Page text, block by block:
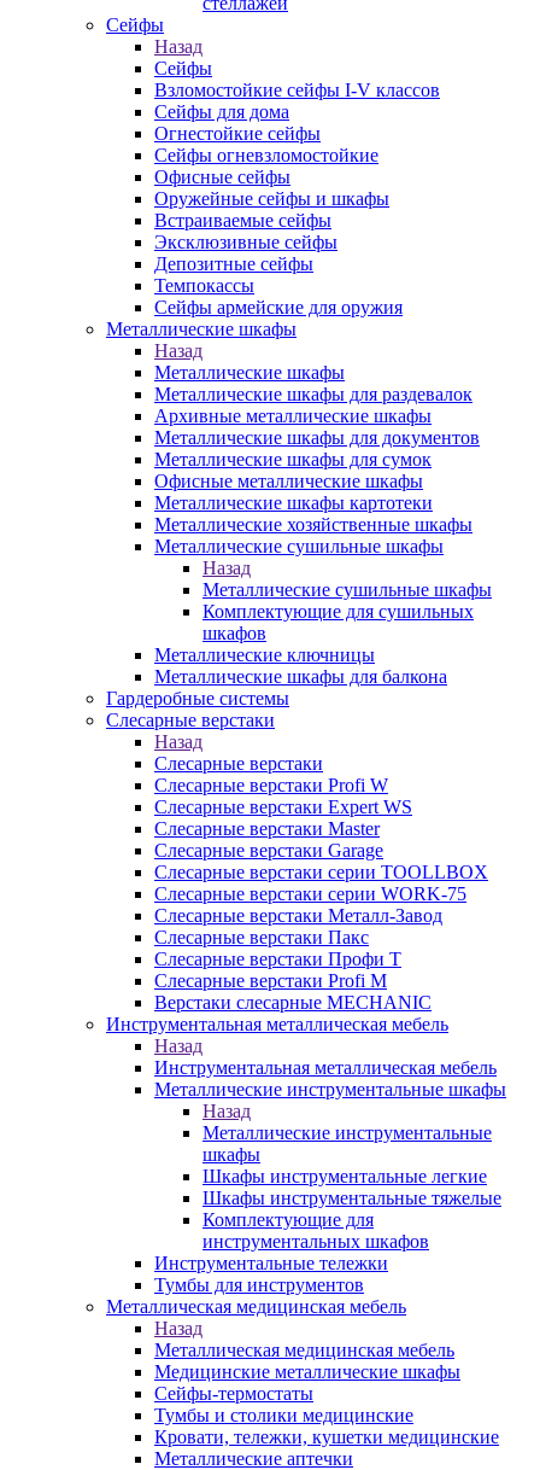
Сейфы
Назад
Сейфы
Взломостойкие сейфы I-V классов
Сейфы для дома
Огнестойкие сейфы
Сейфы огневзломостойкие
Офисные сейфы
Оружейные сейфы и шкафы
Встраиваемые сейфы
Эксклюзивные сейфы
Депозитные сейфы
Темпокассы
Сейфы армейские для оружия
Металлические шкафы
Назад
Металлические шкафы
Металлические шкафы для раздевалок
Архивные металлические шкафы
Металлические шкафы для документов
Металлические шкафы для сумок
Офисные металлические шкафы
Металлические шкафы картотеки
Металлические хозяйственные шкафы
Металлические сушильные шкафы
Назад
Металлические сушильные шкафы
Комплектующие для сушильных
шкафов
Металлические ключницы
Металлические шкафы для балкона
Гардеробные системы
Слесарные верстаки
Назад
Слесарные верстаки
Слесарные верстаки Profi W
Слесарные верстаки Expert WS
Слесарные верстаки Master
Слесарные верстаки Garage
Слесарные верстаки серии TOOLLBOX
Слесарные верстаки серии WORK-75
Слесарные верстаки Металл-Завод
Слесарные верстаки Пакс
Слесарные верстаки Профи Т
Слесарные верстаки Profi M
Верстаки слесарные MECHANIC
Инструментальная металлическая мебель
Назад
Инструментальная металлическая мебель
Металлические инструментальные шкафы
Назад
Металлические инструментальные
шкафы
Шкафы инструментальные легкие
Шкафы инструментальные тяжелые
Комплектующие для
инструментальных шкафов
Инструментальные тележки
Тумбы для инструментов
Металлическая медицинская мебель
Назад
Металлическая медицинская мебель
Медицинские металлические шкафы
Сейфы-термостаты
Тумбы и столики медицинские
Кровати, тележки, кушетки медицинские
Металлические аптечки